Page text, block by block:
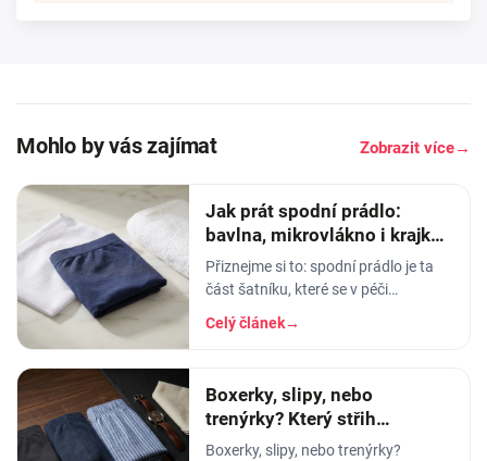
Mohlo by vás zajímat Zobrazit více→
Jak prát spodní prádlo:
bavlna, mikrovlákno i krajka,
aby vydrželo
Přiznejme si to: spodní prádlo je ta
část šatníku, které se v péči
věnujeme nejmíň. Hodíme ho do
pračky se vším ostatním, dáme
Celý článek→
Boxerky, slipy, nebo
trenýrky? Který střih
pánského prádla vybrat
Boxerky, slipy, nebo trenýrky?